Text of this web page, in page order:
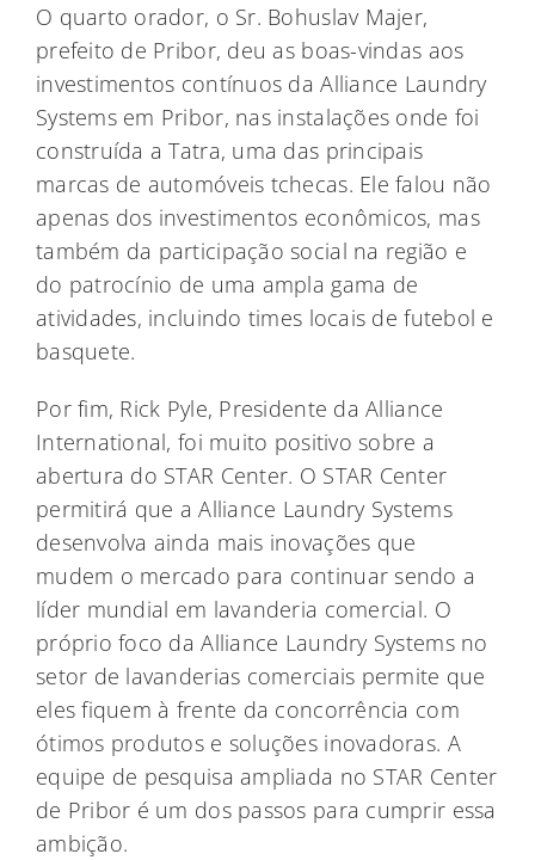
O quarto orador, o Sr. Bohuslav Majer,
prefeito de Pribor, deu as boas-vindas aos
investimentos contínuos da Alliance Laundry
Systems em Pribor, nas instalações onde foi
construída a Tatra, uma das principais
marcas de automóveis tchecas. Ele falou não
apenas dos investimentos econômicos, mas
também da participação social na região e
do patrocínio de uma ampla gama de
atividades, incluindo times locais de futebol e
basquete.
Por fim, Rick Pyle, Presidente da Alliance
International, foi muito positivo sobre a
abertura do STAR Center. O STAR Center
permitirá que a Alliance Laundry Systems
desenvolva ainda mais inovações que
mudem o mercado para continuar sendo a
líder mundial em lavanderia comercial. O
próprio foco da Alliance Laundry Systems no
setor de lavanderias comerciais permite que
eles fiquem à frente da concorrência com
ótimos produtos e soluções inovadoras. A
equipe de pesquisa ampliada no STAR Center
de Pribor é um dos passos para cumprir essa
ambição.